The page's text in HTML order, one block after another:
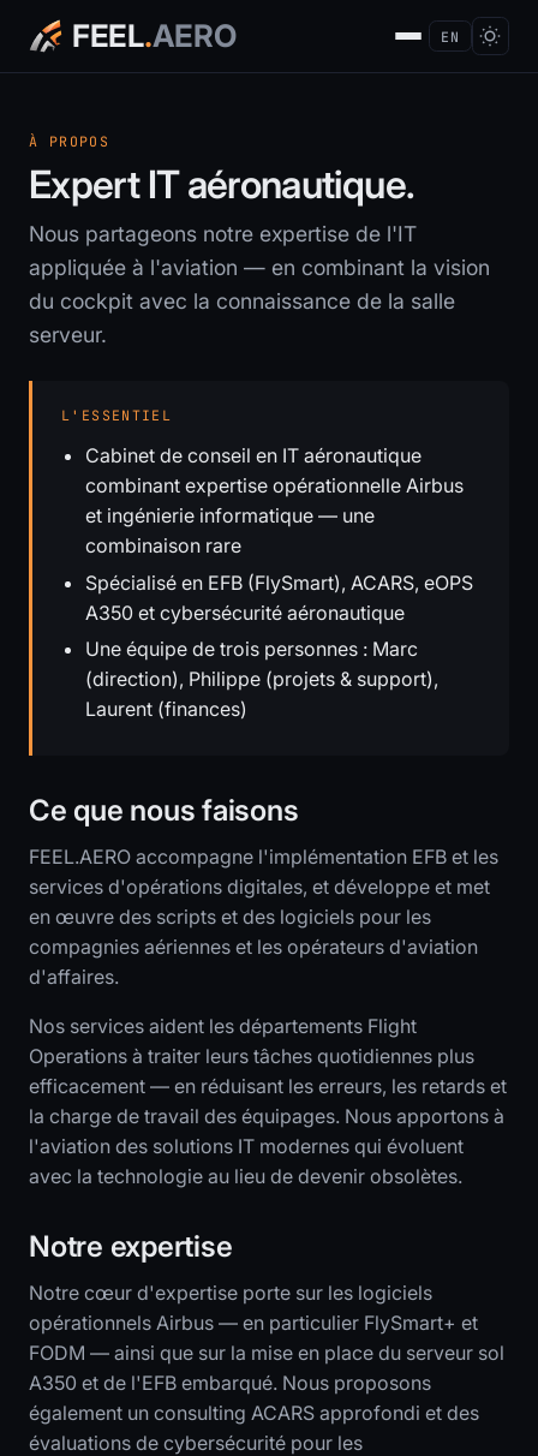
FEEL.AERO EN
À PROPOS
Expert IT aéronautique.
Nous partageons notre expertise de l'IT
appliquée à l'aviation — en combinant la vision
du cockpit avec la connaissance de la salle
serveur.
L'ESSENTIEL
Cabinet de conseil en IT aéronautique
combinant expertise opérationnelle Airbus
et ingénierie informatique — une
combinaison rare
Spécialisé en EFB (FlySmart), ACARS, eOPS
A350 et cybersécurité aéronautique
Une équipe de trois personnes : Marc
(direction), Philippe (projets & support),
Laurent (finances)
Ce que nous faisons
FEEL.AERO accompagne l'implémentation EFB et les
services d'opérations digitales, et développe et met
en œuvre des scripts et des logiciels pour les
compagnies aériennes et les opérateurs d'aviation
d'affaires.
Nos services aident les départements Flight
Operations à traiter leurs tâches quotidiennes plus
efficacement — en réduisant les erreurs, les retards et
la charge de travail des équipages. Nous apportons à
l'aviation des solutions IT modernes qui évoluent
avec la technologie au lieu de devenir obsolètes.
Notre expertise
Notre cœur d'expertise porte sur les logiciels
opérationnels Airbus — en particulier FlySmart+ et
FODM — ainsi que sur la mise en place du serveur sol
A350 et de l'EFB embarqué. Nous proposons
également un consulting ACARS approfondi et des
évaluations de cybersécurité pour les